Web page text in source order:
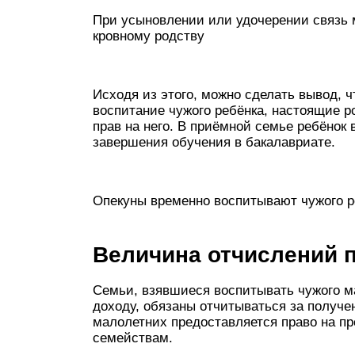
При усыновлении или удочерении
кровному родству
Исходя из этого, можно сделать вывод,
воспитание чужого ребёнка, настоящие
прав на него. В приёмной семье
завершения обучения в бакалавриате.
Опекуны временно воспитывают чужого
Величина отчислений
Семьи, взявшиеся воспитывать
доходу, обязаны отчитываться за
малолетних предоставляется право на
семействам.